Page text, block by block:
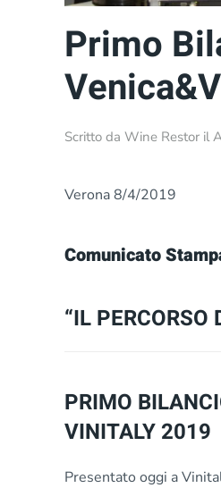
Primo
Scritto da Wine Restor il
Verona 8/4/2019
Comunicato
“IL PERCORSO
PRIMO
VINITALY 2019
Presentato oggi a